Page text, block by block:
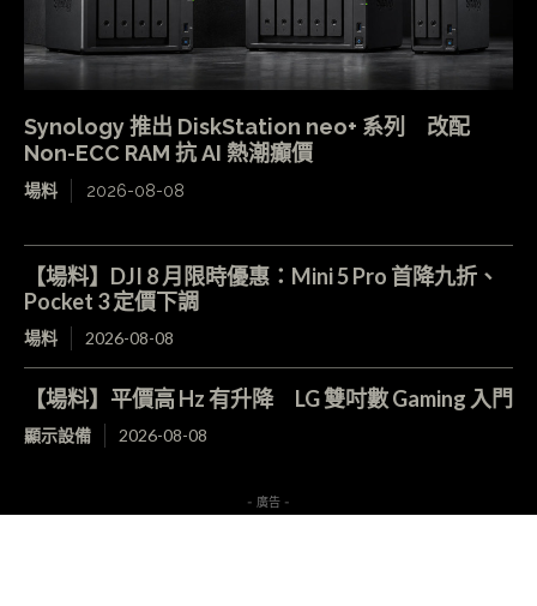
Synology 推出 DiskStation neo+ 系列 改配
Non-ECC RAM 抗 AI 熱潮癲價
場料 2026-08-08
【場料】DJI 8 月限時優惠：Mini 5 Pro 首降九折、
Pocket 3 定價下調
場料 2026-08-08
【場料】平價高 Hz 有升降 LG 雙吋數 Gaming 入門
顯示設備 2026-08-08
- 廣告 -